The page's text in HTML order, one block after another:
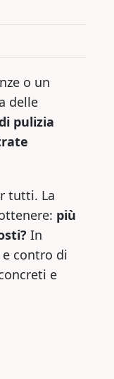
o un
delle
pulizia
tutti. La
più
In
contro di
e